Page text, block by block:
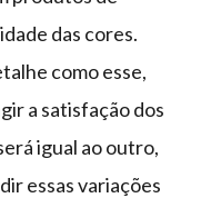
das cores.
como esse,
a satisfação dos
igual ao outro,
essas variações